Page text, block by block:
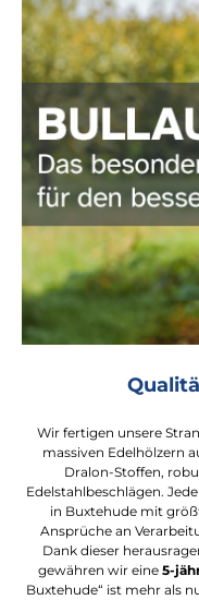
Wir fertigen unsere
massiven Edelhölzern
Dralon-Stoffen,
Edelstahlbeschlägen.
in Buxtehude mit
Ansprüche an
Dank dieser
gewähren wir eine 5-
Buxtehude“ ist mehr als